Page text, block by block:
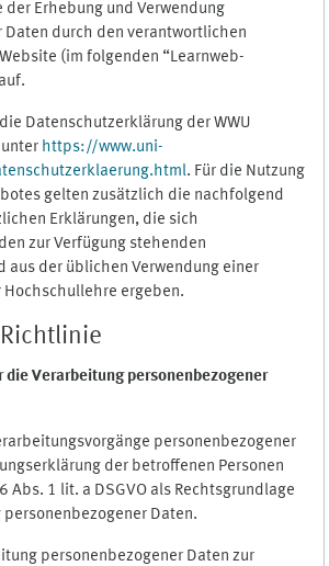
der Erhebung und Verwendung
Daten durch den verantwortlichen
(im folgenden “Learnweb-
Datenschutzerklärung der WWU
https://www.uni-
. Für die Nutzung
gelten zusätzlich die nachfolgend
Erklärungen, die sich
zur Verfügung stehenden
aus der üblichen Verwendung einer
ergeben.
die Verarbeitung personenbezogener
personenbezogener
der betroffenen Personen
Abs. 1 lit. a DSGVO als Rechtsgrundlage
Daten.
personenbezogener Daten zur